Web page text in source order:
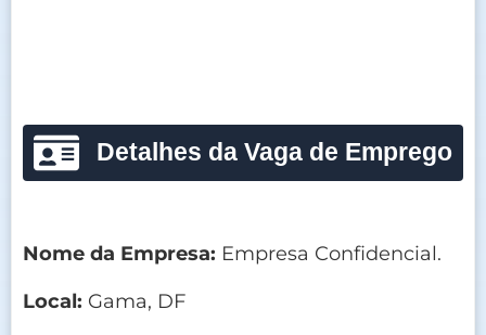
Detalhes da Vaga de Emprego
Nome da Empresa: Empresa Confidencial.
Local: Gama, DF